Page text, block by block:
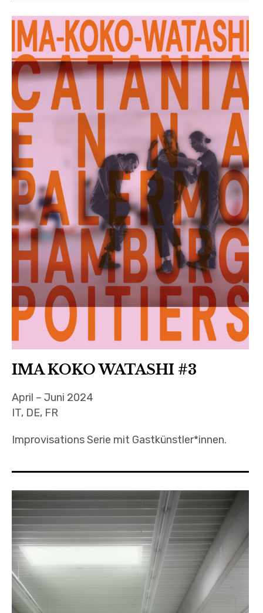
IMA KOKO WATASHI #3
April – Juni 2024
IT, DE, FR
Improvisations Serie mit Gastkünstler*innen.